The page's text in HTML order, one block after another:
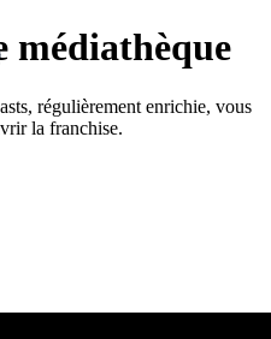
médiathèque
régulièrement enrichie, vous
la franchise.